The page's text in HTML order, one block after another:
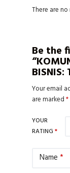
There are
Be the
Your email
are marked*
YOUR
RATING *
Name *